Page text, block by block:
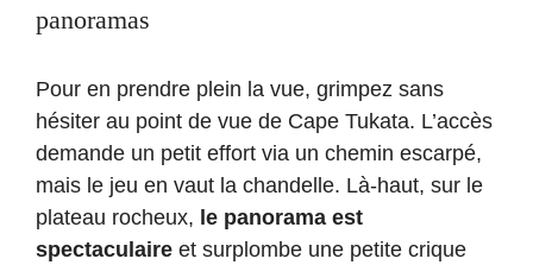
panoramas
Pour en prendre plein la vue, grimpez sans
hésiter au point de vue de Cape Tukata. L’accès
demande un petit effort via un chemin escarpé,
mais le jeu en vaut la chandelle. Là-haut, sur le
plateau rocheux, le panorama est
spectaculaire et surplombe une petite crique